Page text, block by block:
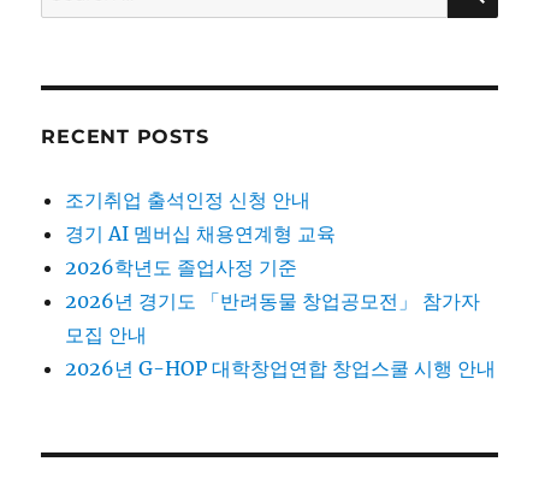
for:
RECENT POSTS
조기취업 출석인정 신청 안내
경기 AI 멤버십 채용연계형 교육
2026학년도 졸업사정 기준
2026년 경기도 「반려동물 창업공모전」 참가자
모집 안내
2026년 G-HOP 대학창업연합 창업스쿨 시행 안내